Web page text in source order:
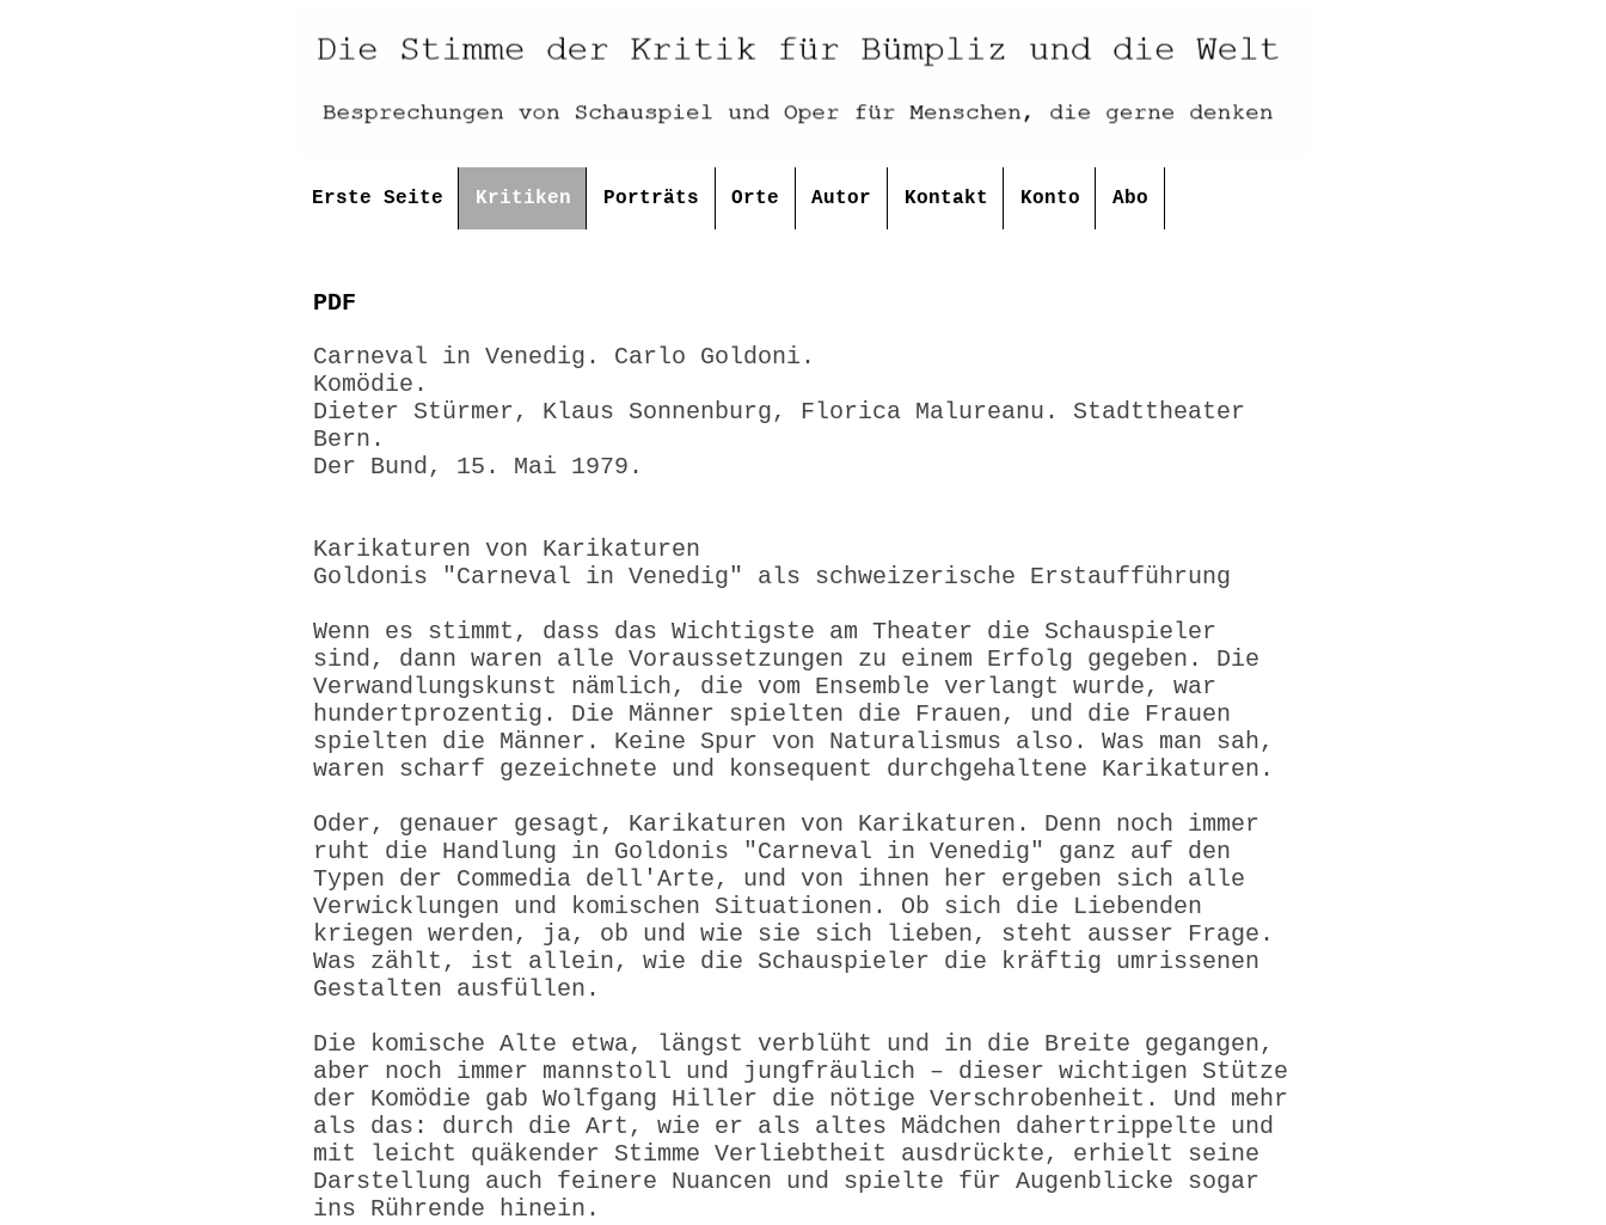
Erste Seite Kritiken Porträts Orte Autor Kontakt Konto Abo
PDF
Carneval in Venedig. Carlo Goldoni.
Komödie.
Dieter Stürmer, Klaus Sonnenburg, Florica Malureanu. Stadttheater
Bern.
Der Bund, 15. Mai 1979.
Karikaturen von Karikaturen
Goldonis "Carneval in Venedig" als schweizerische Erstaufführung
Wenn es stimmt, dass das Wichtigste am Theater die Schauspieler
sind, dann waren alle Voraussetzungen zu einem Erfolg gegeben. Die
Verwandlungskunst nämlich, die vom Ensemble verlangt wurde, war
hundertprozentig. Die Männer spielten die Frauen, und die Frauen
spielten die Männer. Keine Spur von Naturalismus also. Was man sah,
waren scharf gezeichnete und konsequent durchgehaltene Karikaturen.
Oder, genauer gesagt, Karikaturen von Karikaturen. Denn noch immer
ruht die Handlung in Goldonis "Carneval in Venedig" ganz auf den
Typen der Commedia dell'Arte, und von ihnen her ergeben sich alle
Verwicklungen und komischen Situationen. Ob sich die Liebenden
kriegen werden, ja, ob und wie sie sich lieben, steht ausser Frage.
Was zählt, ist allein, wie die Schauspieler die kräftig umrissenen
Gestalten ausfüllen.
Die komische Alte etwa, längst verblüht und in die Breite gegangen,
aber noch immer mannstoll und jungfräulich – dieser wichtigen Stütze
der Komödie gab Wolfgang Hiller die nötige Verschrobenheit. Und mehr
als das: durch die Art, wie er als altes Mädchen dahertrippelte und
mit leicht quäkender Stimme Verliebtheit ausdrückte, erhielt seine
Darstellung auch feinere Nuancen und spielte für Augenblicke sogar
ins Rührende hinein.